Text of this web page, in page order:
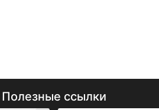
Полезные ссылки